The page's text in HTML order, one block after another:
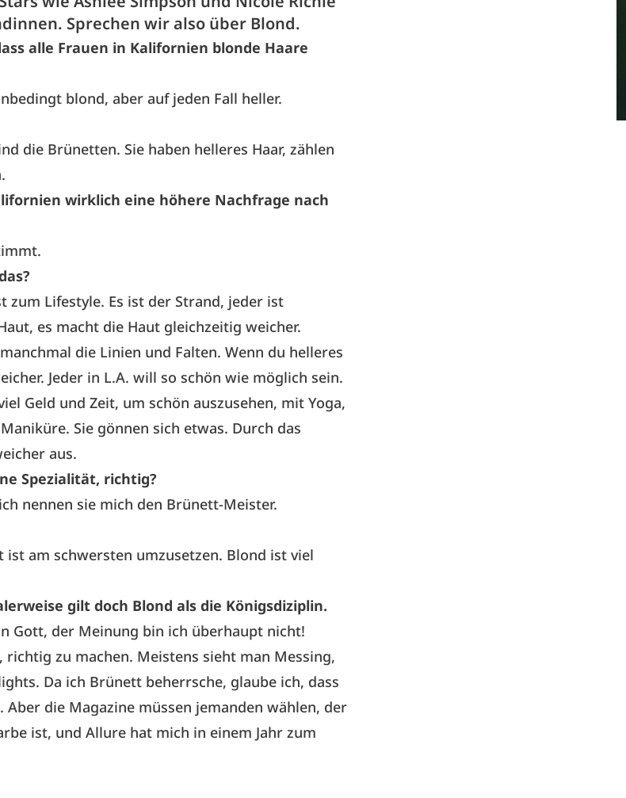
Sprechen wir also über Blond.
alle Frauen in Kalifornien blonde Haare
blond, aber auf jeden Fall heller.
die Brünetten. Sie haben helleres Haar, zählen
wirklich eine höhere Nachfrage nach
zum Lifestyle. Es ist der Strand, jeder ist
es macht die Haut gleichzeitig weicher.
die Linien und Falten. Wenn du helleres
Jeder in L.A. will so schön wie möglich sein.
Geld und Zeit, um schön auszusehen, mit Yoga,
Sie gönnen sich etwas. Durch das
aus.
Spezialität, richtig?
nennen sie mich den Brünett-Meister.
ist am schwersten umzusetzen. Blond ist viel
gilt doch Blond als die Königsdiziplin.
Gott, der Meinung bin ich überhaupt nicht!
zu machen. Meistens sieht man Messing,
Da ich Brünett beherrsche, glaube ich, dass
Aber die Magazine müssen jemanden wählen, der
ist, und Allure hat mich in einem Jahr zum